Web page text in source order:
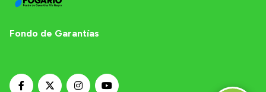
Fondo de Garantías